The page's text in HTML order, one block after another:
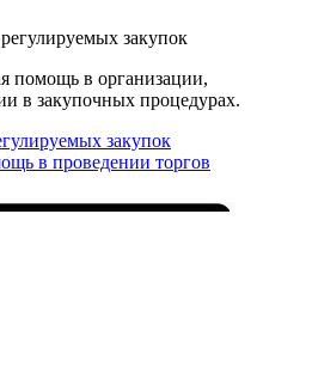
закупок
помощь в организации,
в закупочных процедурах.
закупок
в проведении торгов